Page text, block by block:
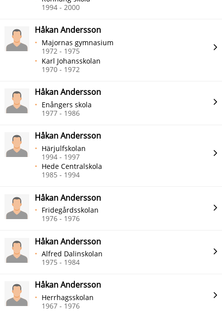
1994 - 2000
Håkan Andersson
Majornas gymnasium
1972 - 1975
Karl Johansskolan
1970 - 1972
Håkan Andersson
Enångers skola
1977 - 1986
Håkan Andersson
Härjulfskolan
1994 - 1997
Hede Centralskola
1985 - 1994
Håkan Andersson
Fridegårdsskolan
1976 - 1976
Håkan Andersson
Alfred Dalinskolan
1975 - 1984
Håkan Andersson
Herrhagsskolan
1967 - 1976